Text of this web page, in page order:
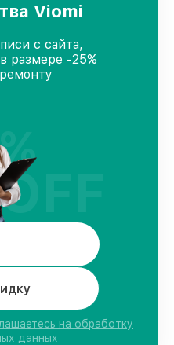
Viomi
с сайта,
размере -25%
на обработку
данных
%
OFF